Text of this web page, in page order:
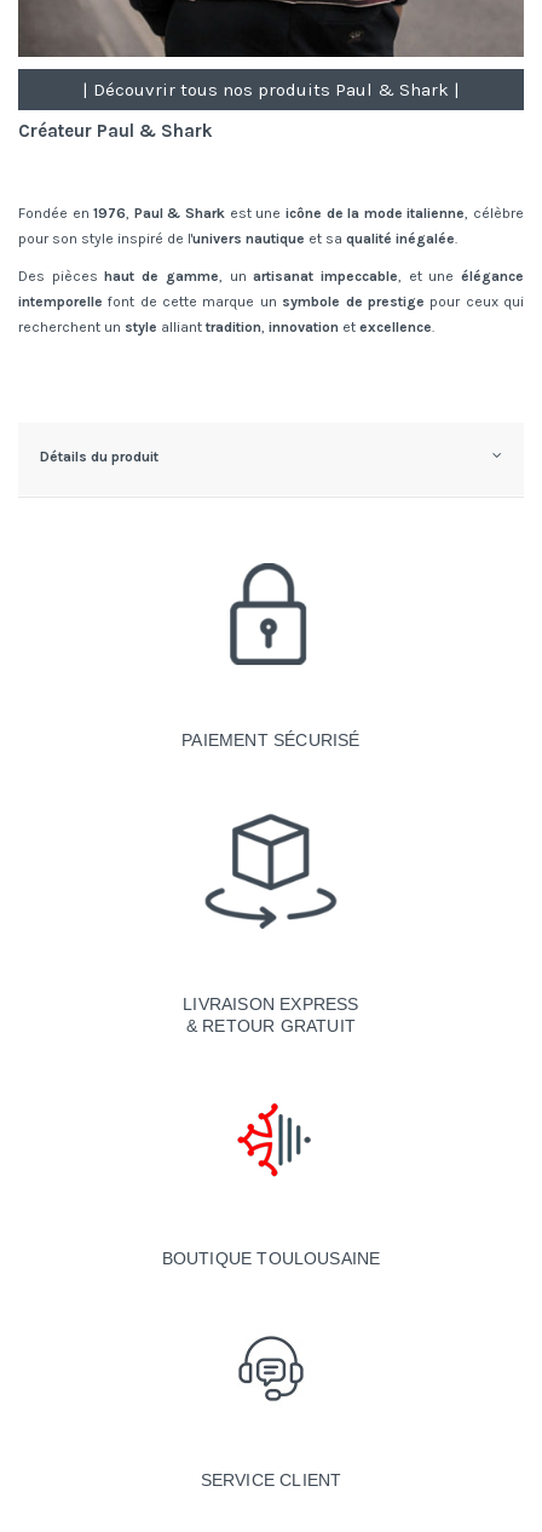
| Découvrir tous nos produits Paul & Shark |
Créateur Paul & Shark
Fondée en1976, Paul & Shark est une icône de la mode italienne, célèbre
pour son style inspiré de l'univers nautique et sa qualité inégalée.
Des pièceshaut de gamme , unartisanat impeccable , et uneélégance
intemporelle font de cette marque un symbole de prestige pour ceux qui
recherchent un style alliant tradition innovation et excellence
Détails du produit
PAIEMENT SÉCURISÉ
LIVRAISON EXPRESS
& RETOUR GRATUIT
BOUTIQUE TOULOUSAINE
SERVICE CLIENT